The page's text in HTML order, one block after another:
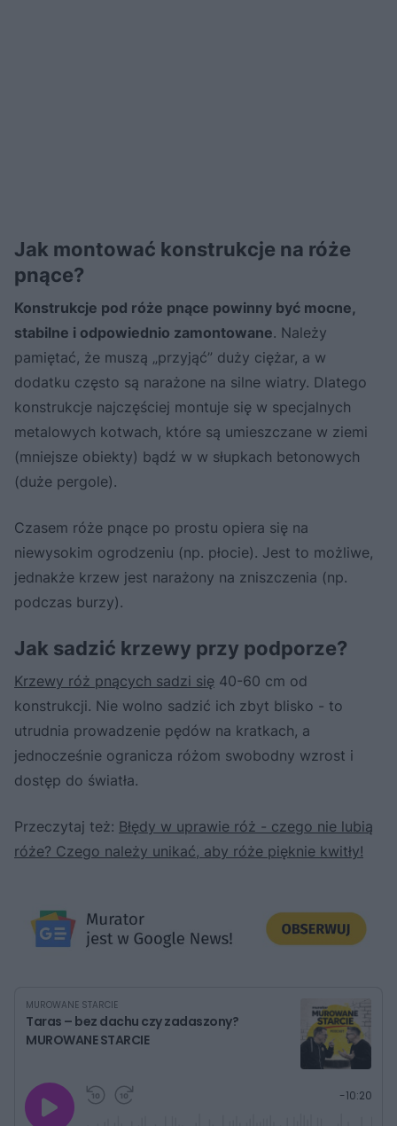
Jak montować konstrukcje na róże
pnące?
Konstrukcje pod róże pnące powinny być mocne,
stabilne i odpowiednio zamontowane. Należy
pamiętać, że muszą „przyjąć” duży ciężar, a w
dodatku często są narażone na silne wiatry. Dlatego
konstrukcje najczęściej montuje się w specjalnych
metalowych kotwach, które są umieszczane w ziemi
(mniejsze obiekty) bądź w w słupkach betonowych
(duże pergole).
Czasem róże pnące po prostu opiera się na
niewysokim ogrodzeniu (np. płocie). Jest to możliwe,
jednakże krzew jest narażony na zniszczenia (np.
podczas burzy).
Jak sadzić krzewy przy podporze?
Krzewy róż pnących sadzi się 40-60 cm od
konstrukcji. Nie wolno sadzić ich zbyt blisko - to
utrudnia prowadzenie pędów na kratkach, a
jednocześnie ogranicza różom swobodny wzrost i
dostęp do światła.
Przeczytaj też: Błędy w uprawie róż - czego nie lubią
róże? Czego należy unikać, aby róże pięknie kwitły!
MUROWANE STARCIE
Taras – bez dachu czy zadaszony?
MUROWANE STARCIE
P
-10:20